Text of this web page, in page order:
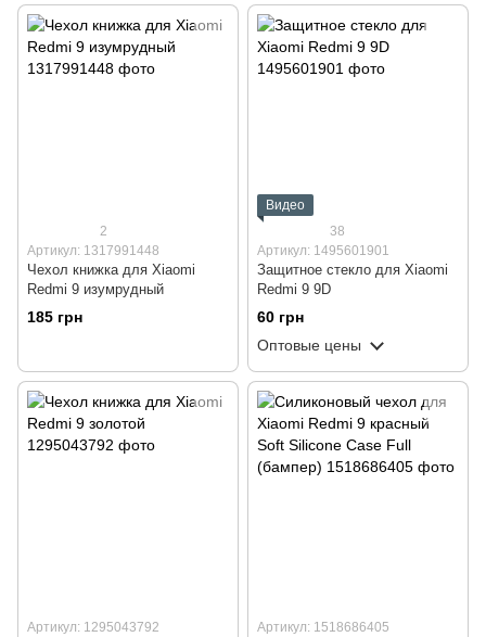
2
Артикул: 1317991448
Чехол книжка для Xiaomi
Redmi 9 изумрудный
185 грн
Видео
38
Артикул: 1495601901
Защитное стекло для Xiaomi
Redmi 9 9D
60 грн
Оптовые цены
Артикул: 1295043792 Артикул: 1518686405